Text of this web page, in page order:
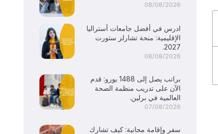
08/08/2026
ادرس في أفضل جامعات أستراليا
الإقليمية: منحة تشارلز ستورت
2027.
08/08/2026
براتب يصل إلى 1488 يورو: قدم
الآن على تدريب منظمة الصحة
العالمية في برلين.
07/08/2026
سفر وإقامة مجانية: كيف تشارك